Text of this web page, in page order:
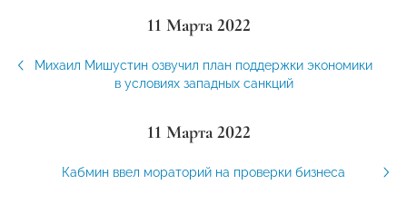
11 Марта 2022
Михаил Мишустин озвучил план поддержки экономики
в условиях западных санкций
11 Марта 2022
Кабмин ввел мораторий на проверки бизнеса